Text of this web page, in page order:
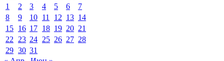
1
2 3 4 5 6
7
8
9 10 11 12 13 14
15 16 17 18 19 20 21
22
23 24 25 26 27 28
29 30 31